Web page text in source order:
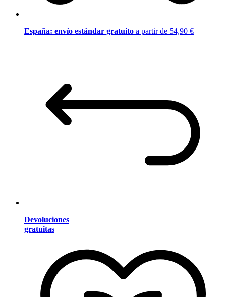
España: envío estándar gratuito a partir de 54,90 €
Devoluciones
gratuitas